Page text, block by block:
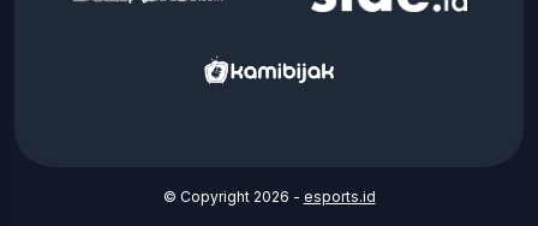
© Copyright 2026 - esports.id